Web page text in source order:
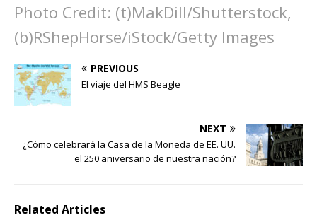
Photo Credit: (t)MakDill/Shutterstock,
(b)RShepHorse/iStock/Getty Images
PREVIOUS
El viaje del HMS Beagle
NEXT
¿Cómo celebrará la Casa de la Moneda de EE. UU.
el 250 aniversario de nuestra nación?
Related Articles